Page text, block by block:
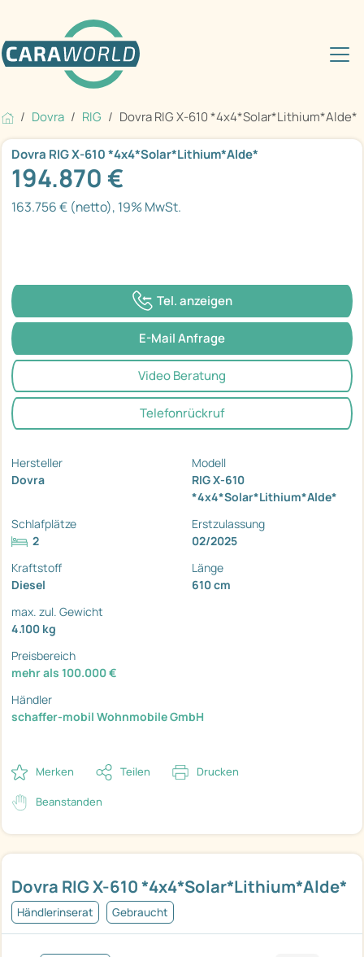
Dovra RIG Dovra RIG X-610 *4x4*Solar*Lithium*Alde*
Dovra RIG X-610 *4x4*Solar*Lithium*Alde*
Händlerinserat Gebraucht
Dovra RIG X-610 *4x4*Solar*Lithium*Alde*
194.870 €
163.756 € (netto), 19% MwSt.
Tel. anzeigen
E-Mail Anfrage
Video Beratung
Telefonrückruf
Hersteller
Dovra
Modell
RIG X-610
*4x4*Solar*Lithium*Alde*
Schlafplätze
2
Erstzulassung
02/2025
Kraftstoff
Diesel
Länge
610 cm
max. zul. Gewicht
4.100 kg
Preisbereich
mehr als 100.000 €
Händler
schaffer-mobil Wohnmobile GmbH
Merken Teilen Drucken
Beanstanden